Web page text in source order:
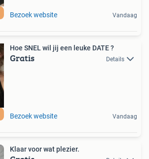
Bezoek website Vandaag
Hoe SNEL wil jij een leuke DATE ?
Gratis Details
Bezoek website Vandaag
Klaar voor wat plezier.